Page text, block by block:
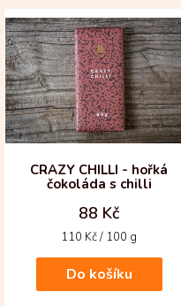
V
ý
p
i
s
p
r
o
CRAZY CHILLI - hořká
čokoláda s chilli
88 Kč
Měrná
110 Kč / 100 g
Do košíku